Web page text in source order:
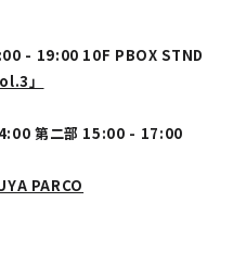
- 19:00 10F PBOX STND
」
第二部 15:00 - 17:00
PARCO